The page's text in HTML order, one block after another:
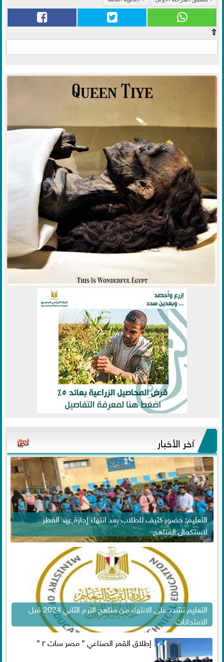
⇧
آخر الأخبار
التعليم: حضور كثيف للطلاب بعد انتهاء إجازة عيد الفطر
لاستكمال المناهج
التعليم تشدد على الانتهاء من مناهج الترم الثاني 2024 قبل
الامتحانات
إطلاق القمر الصناعي ” مصر سات ٢ ”